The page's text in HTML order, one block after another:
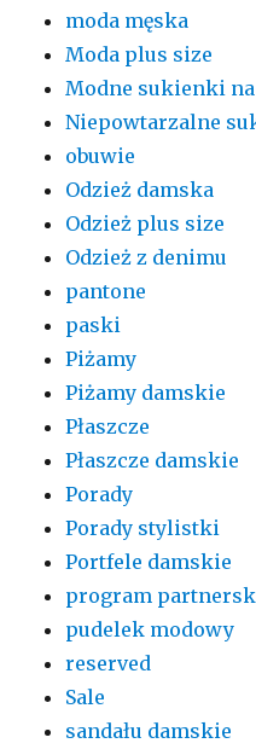
moda męska
Moda plus size
Modne sukienki
Niepowtarzalne
obuwie
Odzież damska
Odzież plus size
Odzież z denimu
pantone
paski
Piżamy
Piżamy damskie
Płaszcze
Płaszcze damskie
Porady
Porady stylistki
Portfele damskie
program
pudelek modowy
reserved
Sale
sandału damskie